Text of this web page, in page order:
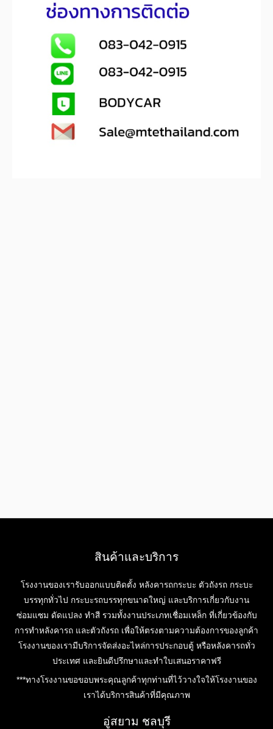
สินค้าและบริการ
โรงงานของเรารับออกแบบติดตั้ง หลังคารถกระบะ ตัวถังรถ กระบะ
บรรทุกทั่วไป กระบะรถบรรทุกขนาดใหญ่ และบริการเกี่ยวกับงาน
ซ่อมแซม ดัดแปลง ทำสี รวมทั้งงานประเภทเชื่อมเหล็ก ที่เกี่ยวข้องกับ
การทำหลังคารถ และตัวถังรถ เพื่อให้ตรงตามความต้องการของลูกค้า
โรงงานของเรามีบริการจัดส่งอะไหล่การประกอบตู้ หรือหลังคารถทั่ว
ประเทศ และยินดีปรึกษาและทำใบเสนอราคาฟรี
***ทางโรงงานขอขอบพระคุณลูกค้าทุกท่านที่ไว้วางใจให้โรงงานของ
เราได้บริการสินค้าที่มีคุณภาพ
อู่สยาม ชลบุรี